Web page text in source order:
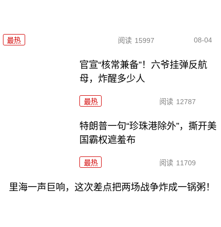
最热 阅读 15997 08-04
官宣“核常兼备”！六爷挂弹反航
母，炸醒多少人
最热 阅读 12787
特朗普一句“珍珠港除外”，撕开美
国霸权遮羞布
最热 阅读 11709
里海一声巨响，这次差点把两场战争炸成一锅粥！